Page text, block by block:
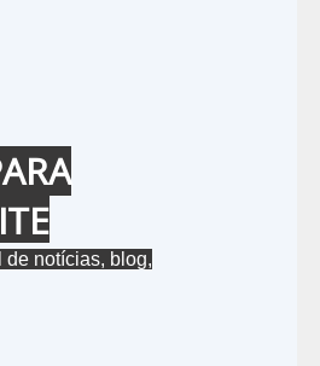
de notícias, blog,